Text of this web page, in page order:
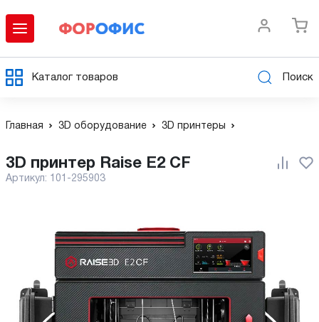
Каталог товаров Поиск
Главная 3D оборудование 3D принтеры
3D принтер Raise E2 CF
Артикул: 101-295903